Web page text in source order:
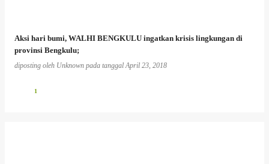
Aksi hari bumi, WALHI BENGKULU ingatkan krisis lingkungan di
provinsi Bengkulu;
diposting oleh Unknown pada tanggalApril 23, 2018
1